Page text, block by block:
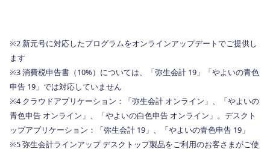
※2 新元号に対応したプログラムをオンラインアップデートでご提供し
ます
※3 消費税申告書（10%）については、「弥生会計 19」「やよいの青色
申告 19」では対応していません
※4 クラウドアプリケーション：「弥生会計 オンライン」、「やよいの
青色申告 オンライン」、「やよいの白色申告 オンライン」。デスクト
ップアプリケーション：「弥生会計 19」、「やよいの青色申告 19」
※5 弥生会計ラインアップ デスクトップ製品をご利用のお客さまがご使